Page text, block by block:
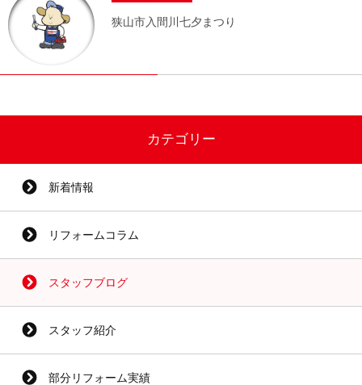
狭山市入間川七夕まつり
カテゴリー
新着情報
リフォームコラム
スタッフブログ
スタッフ紹介
部分リフォーム実績